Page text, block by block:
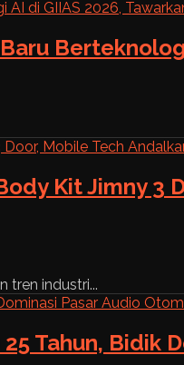
Kit Jimny 3
tren industri...
Tahun,